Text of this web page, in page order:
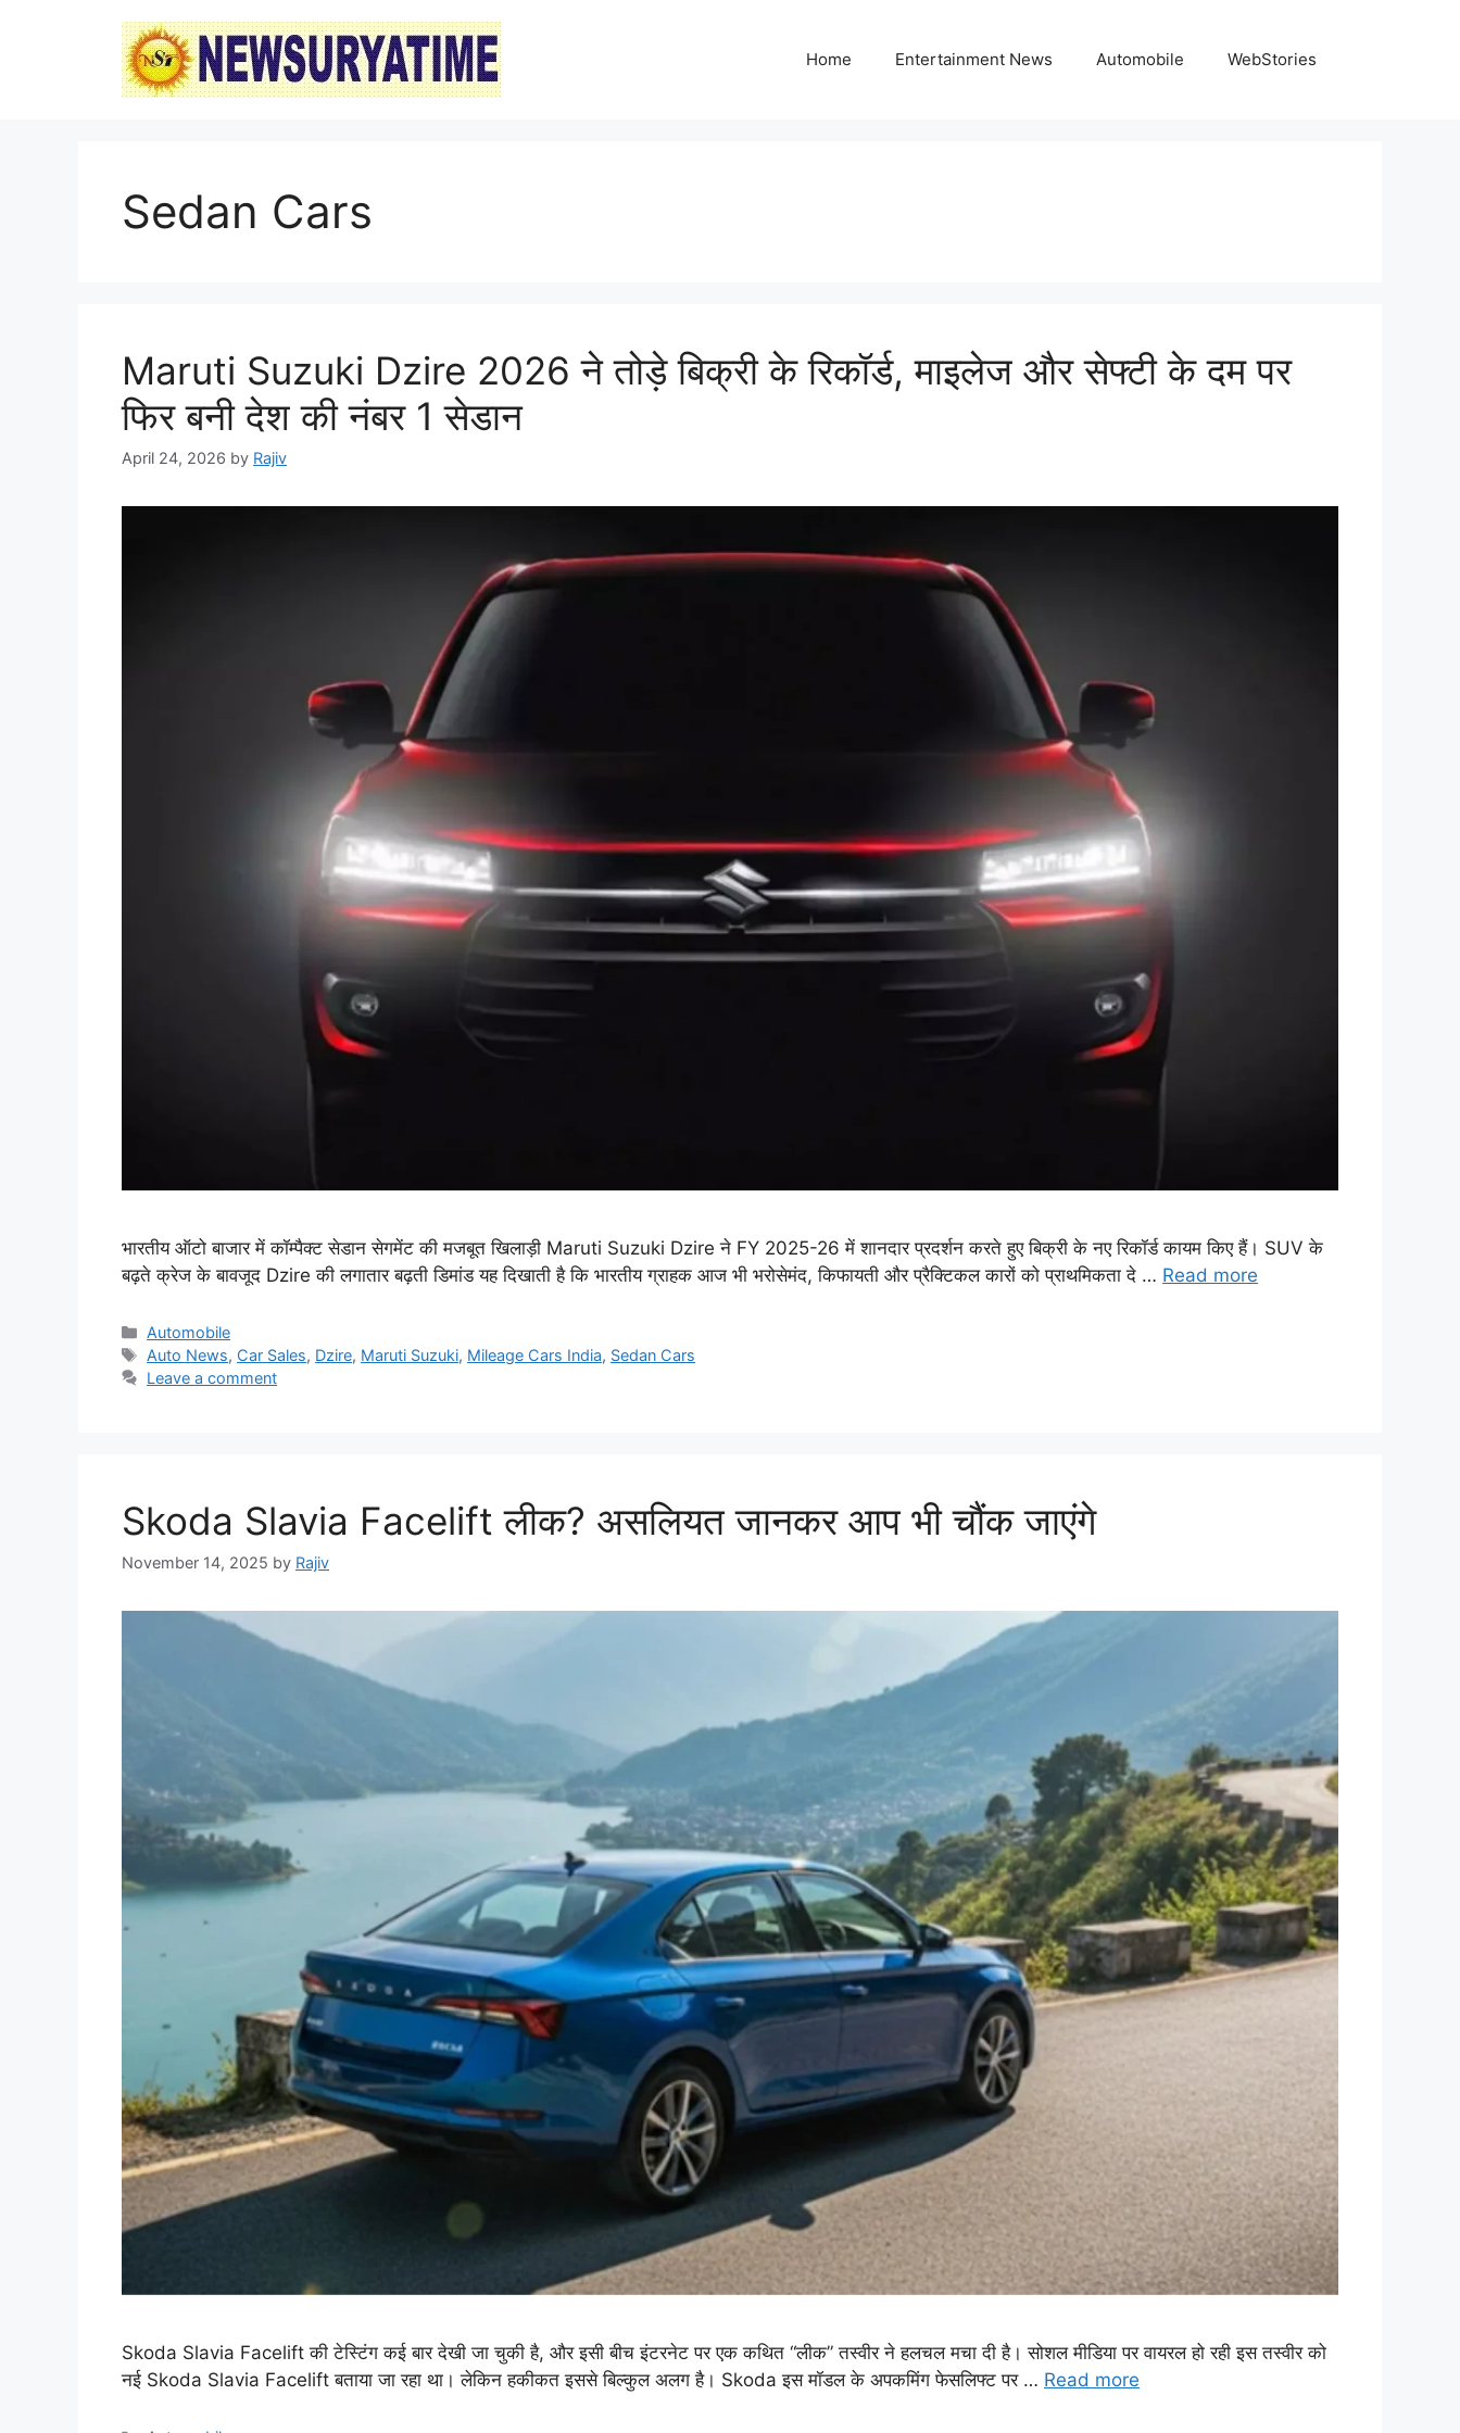
Home Entertainment News Automobile WebStories
Sedan Cars
Maruti Suzuki Dzire 2026 ने तोड़े बिक्री के रिकॉर्ड, माइलेज और सेफ्टी के दम पर
फिर बनी देश की नंबर 1 सेडान
April 24, 2026 by Rajiv
भारतीय ऑटो बाजार में कॉम्पैक्ट सेडान सेगमेंट की मजबूत खिलाड़ी Maruti Suzuki Dzire ने FY 2025-26 में शानदार प्रदर्शन करते हुए बिक्री के नए रिकॉर्ड कायम किए हैं। SUV के
बढ़ते क्रेज के बावजूद Dzire की लगातार बढ़ती डिमांड यह दिखाती है कि भारतीय ग्राहक आज भी भरोसेमंद, किफायती और प्रैक्टिकल कारों को प्राथमिकता दे … Read more
Categories
Automobile
Tags
Auto News, Car Sales, Dzire, Maruti Suzuki, Mileage Cars India, Sedan Cars
Leave a comment
Skoda Slavia Facelift लीक? असलियत जानकर आप भी चौंक जाएंगे
November 14, 2025 by Rajiv
Skoda Slavia Facelift की टेस्टिंग कई बार देखी जा चुकी है, और इसी बीच इंटरनेट पर एक कथित “लीक” तस्वीर ने हलचल मचा दी है। सोशल मीडिया पर वायरल हो रही इस तस्वीर को
नई Skoda Slavia Facelift बताया जा रहा था। लेकिन हकीकत इससे बिल्कुल अलग है। Skoda इस मॉडल के अपकमिंग फेसलिफ्ट पर … Read more